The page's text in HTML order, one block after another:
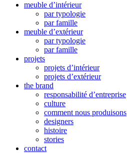
meuble d’intérieur
par typologie
par famille
meuble d’extérieur
par typologie
par famille
projets
projets d’intérieur
projets d’extérieur
the brand
responsabilité d’entreprise
culture
comment nous produisons
designers
histoire
stories
contact